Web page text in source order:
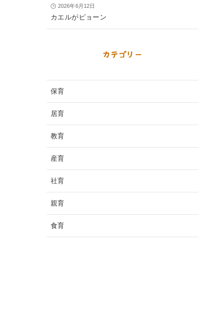
2026年6月12日
カエルがピョーン
カテゴリー
保育
居育
教育
産育
社育
親育
食育